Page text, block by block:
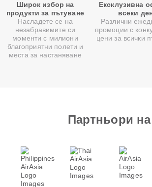
Широк избор на
продукти за пътуване
Насладете се на
незабравимите си
моменти с милиони
благоприятни полети и
места за настаняване
Ексклузивна
всеки
Различни
промоции с
цени за всички
Партньори